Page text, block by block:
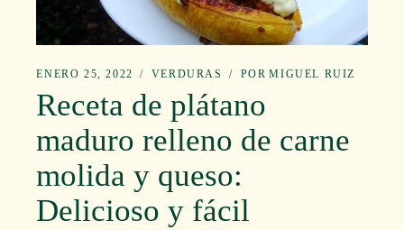
ENERO 25, 2022 VERDURAS POR MIGUEL RUIZ
Receta de plátano
maduro relleno de carne
molida y queso:
Delicioso y fácil